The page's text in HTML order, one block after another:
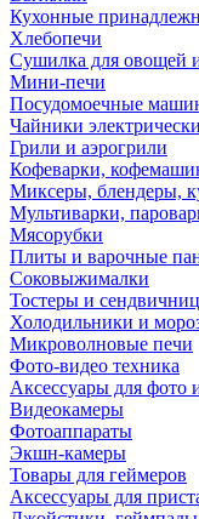
Кухонные
Хлебопечи
Сушилка для овощей
Мини-печи
Посудомоечные
Чайники
Грили и аэрогрили
Кофеварки,
Миксеры, блендеры,
Мультиварки,
Мясорубки
Плиты и варочные
Соковыжималки
Тостеры и
Холодильники и
Микроволновые печи
Фото-видео техника
Аксессуары для фото
Видеокамеры
Фотоаппараты
Экшн-камеры
Товары для геймеров
Аксессуары для